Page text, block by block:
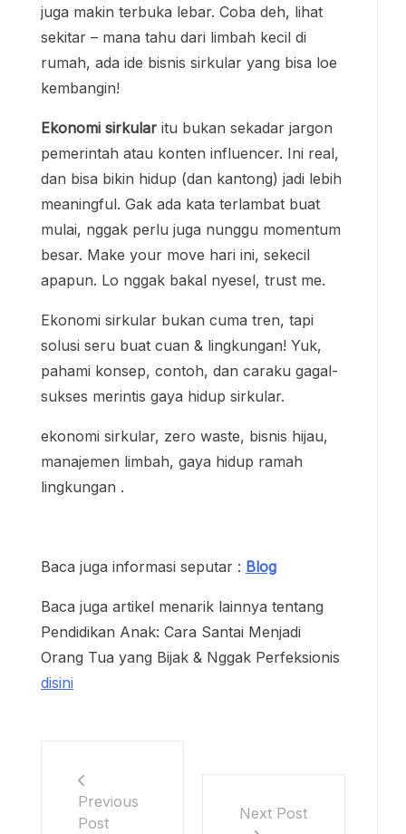
juga makin terbuka lebar. Coba deh, lihat
sekitar – mana tahu dari limbah kecil di
rumah, ada ide bisnis sirkular yang bisa loe
kembangin!
Ekonomi sirkular itu bukan sekadar jargon
pemerintah atau konten influencer. Ini real,
dan bisa bikin hidup (dan kantong) jadi lebih
meaningful. Gak ada kata terlambat buat
mulai, nggak perlu juga nunggu momentum
besar. Make your move hari ini, sekecil
apapun. Lo nggak bakal nyesel, trust me.
Ekonomi sirkular bukan cuma tren, tapi
solusi seru buat cuan & lingkungan! Yuk,
pahami konsep, contoh, dan caraku gagal-
sukses merintis gaya hidup sirkular.
ekonomi sirkular, zero waste, bisnis hijau,
manajemen limbah, gaya hidup ramah
lingkungan .
Baca juga informasi seputar : Blog
Baca juga artikel menarik lainnya tentang
Pendidikan Anak: Cara Santai Menjadi
Orang Tua yang Bijak & Nggak Perfeksionis
disini
Previous
Post
Next Post